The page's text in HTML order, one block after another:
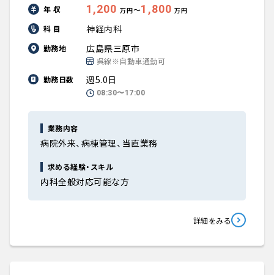
年 収 1,200 万円〜1,800 万円
科 目 神経内科
勤務地 広島県三原市
呉線※自動車通勤可
勤務日数
週5.0日
08:30〜17:00
業務内容
病院外来、病棟管理、当直業務
求める経験・スキル
内科全般対応可能な方
詳細をみる